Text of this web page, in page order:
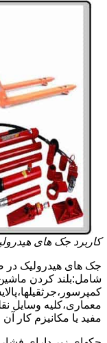
کاربرد جک های
جک های هیدرولیک در
شامل:بلند کردن
معماری،کلیه وسایل
مفید یا مکانیزم کار